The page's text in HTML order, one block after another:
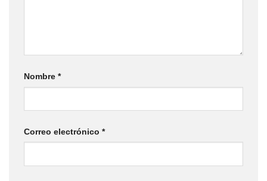
Nombre *
Correo electrónico *